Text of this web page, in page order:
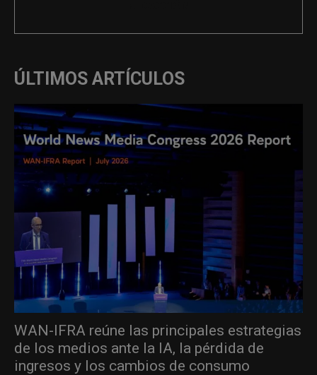
ÚLTIMOS ARTÍCULOS
WAN-IFRA reúne las principales estrategias
de los medios ante la IA, la pérdida de
ingresos y los cambios de consumo